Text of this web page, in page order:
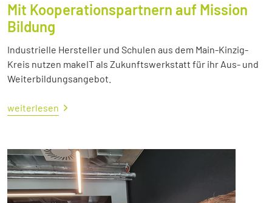
Mit Kooperationspartnern auf Mission
Bildung
Industrielle Hersteller und Schulen aus dem Main-Kinzig-
Kreis nutzen makeIT als Zukunftswerkstatt für ihr Aus- und
Weiterbildungsangebot.
weiterlesen